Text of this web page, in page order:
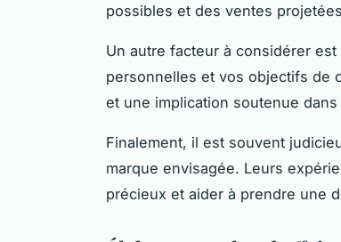
possibles et des ventes
Un autre facteur à considérer est
personnelles et vos objectifs de
et une implication soutenue
Finalement, il est souvent
marque envisagée. Leurs
précieux et aider à prendre une